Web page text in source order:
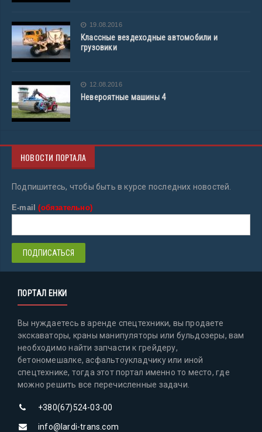
19.08.2016
Классные вездеходные автомобили и
грузовики
12.08.2016
Невероятные машины 4
НОВОСТИ ПОРТАЛА
Подпишитесь, чтобы быть в курсе последних новостей.
E-mail(обязательно)
ПОРТАЛ ЕНКИ
Вы нуждаетесь в аренде спецтехники, вы продаете
экскаваторы, краны манипуляторы или бульдозеры, вам
необходимо найти запчасти к грейдеру,
бетономешалке, асфальтоукладчику или иной
спецтехнике, тогда этот портал именно то место, где
можно решить все перечисленные задачи.
+380(67)524-03-00
info@lardi-trans.com